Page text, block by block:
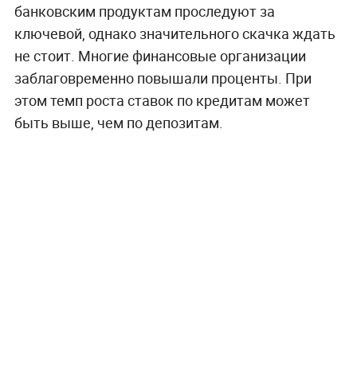
банковским продуктам проследуют за
ключевой, однако значительного скачка ждать
не стоит. Многие финансовые организации
заблаговременно повышали проценты. При
этом темп роста ставок по кредитам может
быть выше, чем по депозитам.